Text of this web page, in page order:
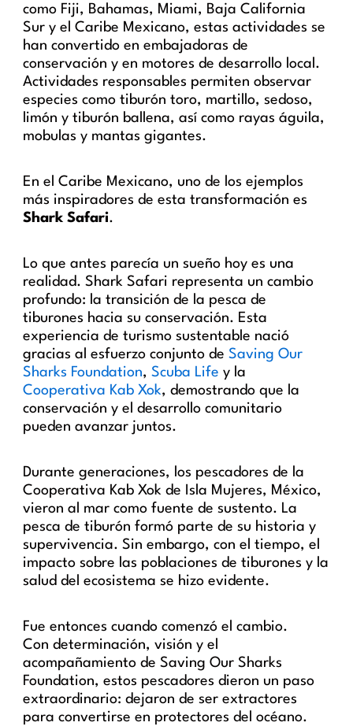
como Fiji, Bahamas, Miami, Baja California
Sur y el Caribe Mexicano, estas actividades se
han convertido en embajadoras de
conservación y en motores de desarrollo local.
Actividades responsables permiten observar
especies como tiburón toro, martillo, sedoso,
limón y tiburón ballena, así como rayas águila,
mobulas y mantas gigantes.
En el Caribe Mexicano, uno de los ejemplos
más inspiradores de esta transformación es
Shark Safari.
Lo que antes parecía un sueño hoy es una
realidad. Shark Safari representa un cambio
profundo: la transición de la pesca de
tiburones hacia su conservación. Esta
experiencia de turismo sustentable nació
gracias al esfuerzo conjunto de Saving Our
Sharks Foundation,Scuba Life y la
Cooperativa Kab Xok, demostrando que la
conservación y el desarrollo comunitario
pueden avanzar juntos.
Durante generaciones, los pescadores de la
Cooperativa Kab Xok de Isla Mujeres, México,
vieron al mar como fuente de sustento. La
pesca de tiburón formó parte de su historia y
supervivencia. Sin embargo, con el tiempo, el
impacto sobre las poblaciones de tiburones y la
salud del ecosistema se hizo evidente.
Fue entonces cuando comenzó el cambio.
Con determinación, visión y el
acompañamiento de Saving Our Sharks
Foundation, estos pescadores dieron un paso
extraordinario: dejaron de ser extractores
para convertirse en protectores del océano.